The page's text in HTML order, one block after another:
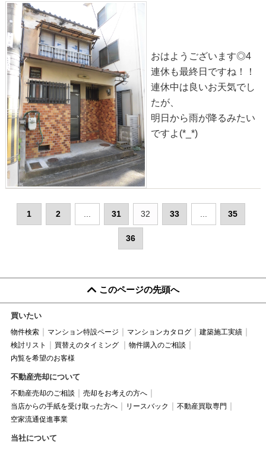
おはようございます◎4
連休も最終日ですね！！
連休中は良いお天気でし
たが、
明日から雨が降るみたい
ですよ(*_*)
1 2 31 32 33 35
36
このページの先頭へ
買いたい
物件検索 マンション特設ページ マンションカタログ
建築施工実績
検討リスト
買替えのタイミング
物件購入のご相談
内覧を希望のお客様
不動産売却について
不動産売却のご相談
売却をお考えの方へ
当店からの手紙を受け取った方へ
リースバック
不動産買取専門
空家流通促進事業
当社について